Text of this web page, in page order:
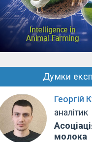
Думки
Георгій
аналітик
молока